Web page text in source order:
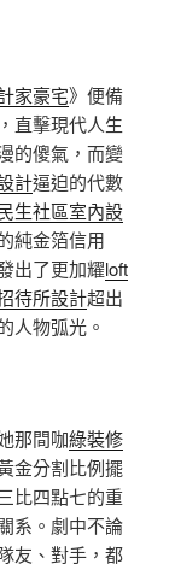
家豪宅》便備
直擊現代人生
的傻氣，而變
計逼迫的代數
生社區室內設
純金箔信用
出了更加耀loft
待所設計超出
人物弧光。
那間咖綠裝修
金分割比例擺
比四點七的重
系。劇中不論
友、對手，都